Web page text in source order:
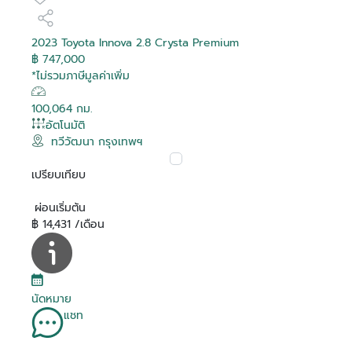
2023 Toyota Innova 2.8 Crysta Premium
฿ 747,000
*ไม่รวมภาษีมูลค่าเพิ่ม
100,064 กม.
อัตโนมัติ
ทวีวัฒนา กรุงเทพฯ
เปรียบเทียบ
ผ่อนเริ่มต้น
฿ 14,431 /เดือน
นัดหมาย
แชท